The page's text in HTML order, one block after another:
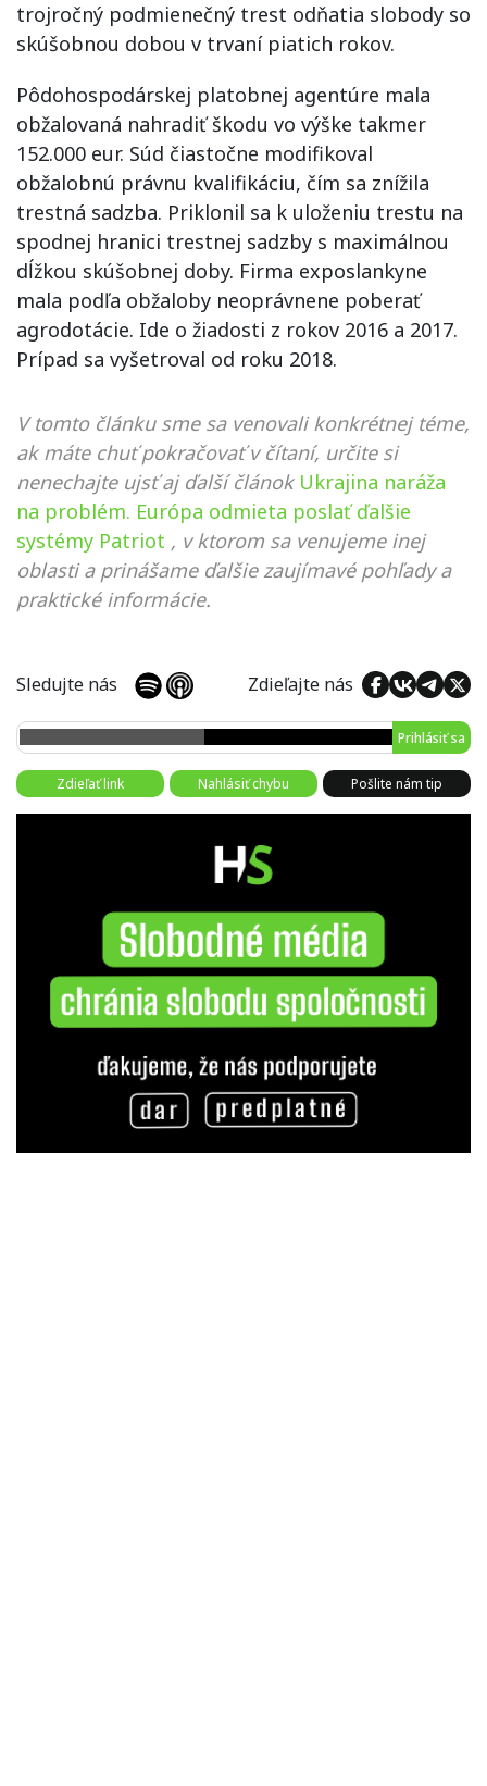
trojročný podmienečný trest odňatia slobody so
skúšobnou dobou v trvaní piatich rokov.
Pôdohospodárskej platobnej agentúre mala
obžalovaná nahradiť škodu vo výške takmer
152.000 eur. Súd čiastočne modifikoval
obžalobnú právnu kvalifikáciu, čím sa znížila
trestná sadzba. Priklonil sa k uloženiu trestu na
spodnej hranici trestnej sadzby s maximálnou
dĺžkou skúšobnej doby. Firma exposlankyne
mala podľa obžaloby neoprávnene poberať
agrodotácie. Ide o žiadosti z rokov 2016 a 2017.
Prípad sa vyšetroval od roku 2018.
V tomto článku sme sa venovali konkrétnej téme,
ak máte chuť pokračovať v čítaní, určite si
nenechajte ujsť aj ďalší článok Ukrajina naráža
na problém. Európa odmieta poslať ďalšie
systémy Patriot , v ktorom sa venujeme inej
oblasti a prinášame ďalšie zaujímavé pohľady a
praktické informácie.
Sledujte nás Zdieľajte nás
Prihlásiť sa
Zdieľať link Nahlásiť chybu Pošlite nám tip